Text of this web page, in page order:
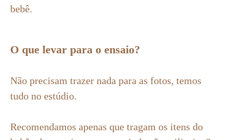
bebê.
O que levar para o ensaio?
Não precisam trazer nada para as fotos, temos
tudo no estúdio.
Recomendamos apenas que tragam os itens do